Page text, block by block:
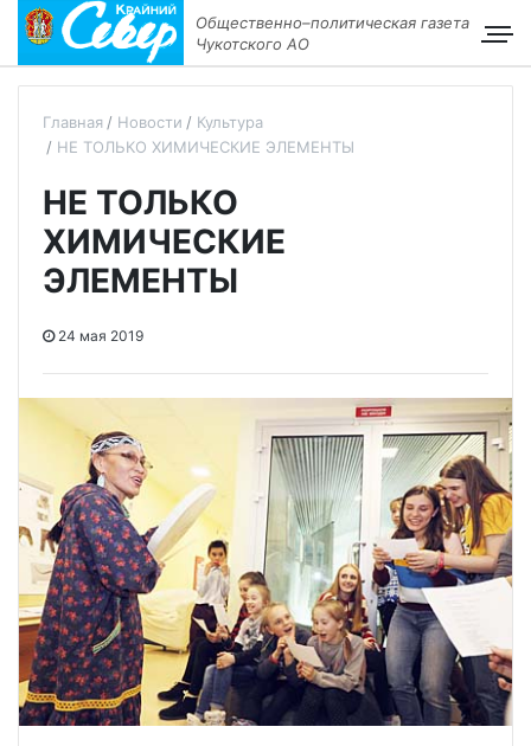
Общественно–политическая газета
Чукотского АО
Главная Новости
Культура
НЕ ТОЛЬКО ХИМИЧЕСКИЕ ЭЛЕМЕНТЫ
НЕ ТОЛЬКО
ХИМИЧЕСКИЕ
ЭЛЕМЕНТЫ
24 мая 2019